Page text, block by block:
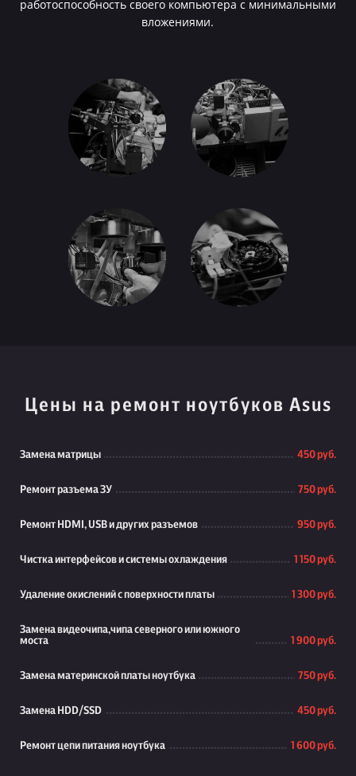
работоспособность своего компьютера с минимальными
вложениями.
Цены на ремонт ноутбуков Asus
Замена матрицы 450 руб.
Ремонт разъема ЗУ 750 руб.
Ремонт HDMI, USB и других разъемов 950 руб.
Чистка интерфейсов и системы охлаждения 1 150 руб.
Удаление окислений с поверхности платы 1 300 руб.
Замена видеочипа,чипа северного или южного
моста
1 900 руб.
Замена материнской платы ноутбука 750 руб.
Замена HDD/SSD 450 руб.
Ремонт цепи питания ноутбука 1 600 руб.